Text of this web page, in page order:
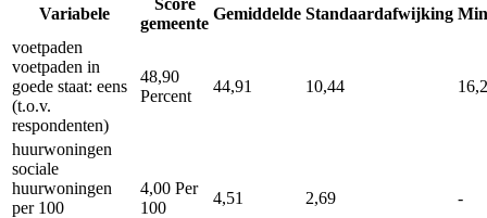
Variabele
Score
gemeente
Gemiddelde Standaardafwijking
voetpaden
voetpaden in
goede staat: eens
(t.o.v.
respondenten)
48,90
Percent
44,91 10,44
huurwoningen
sociale
huurwoningen
per 100
4,00 Per
100
4,51 2,69 -